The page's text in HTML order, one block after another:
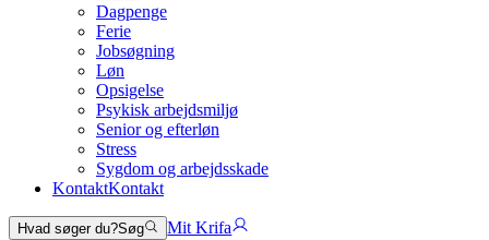
Dagpenge
Ferie
Jobsøgning
Løn
Opsigelse
Psykisk arbejdsmiljø
Senior og efterløn
Stress
Sygdom og arbejdsskade
KontaktKontakt
Hvad søger du?Søg
Mit Krifa